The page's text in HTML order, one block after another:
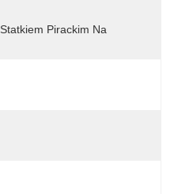
Pirackim Na